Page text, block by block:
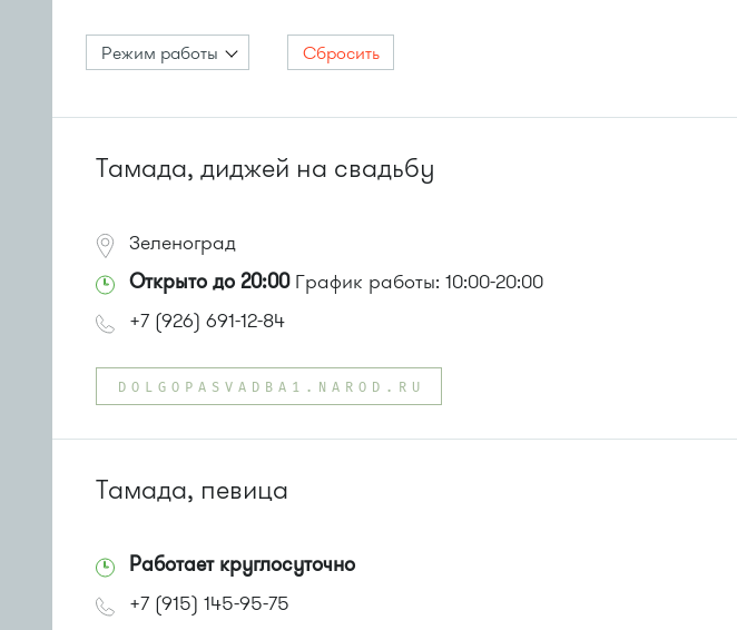
Режим работы Сбросить
Тамада, диджей на свадьбу
Зеленоград
Открыто до 20:00График работы: 10:00-20:00
+7 (926) 691-12-84
DOLGOPASVADBA1.NAROD.RU
Тамада, певица
Работает круглосуточно
+7 (915) 145-95-75